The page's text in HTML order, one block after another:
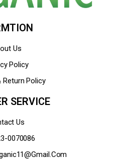
Us
Policy
Return Policy
SERVICE
Us
0070086